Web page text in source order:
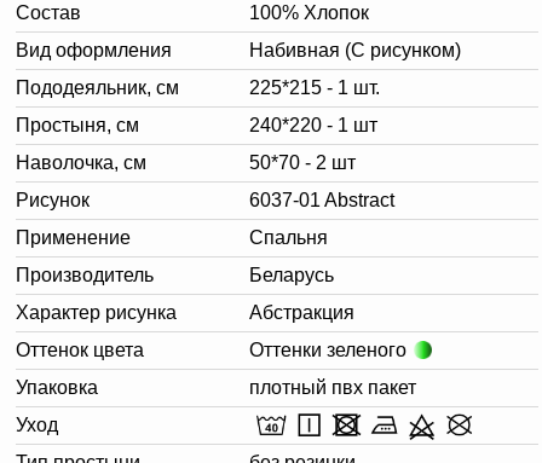
Состав
100% Хлопок
Вид оформления
Набивная (С рисунком)
Пододеяльник, см
225*215 - 1 шт.
Простыня, см
240*220 - 1 шт
Наволочка, см
50*70 - 2 шт
Рисунок
6037-01 Abstract
Применение
Спальня
Производитель
Беларусь
Характер рисунка
Абстракция
Оттенок цвета
Оттенки зеленого
Упаковка
плотный пвх пакет
Уход